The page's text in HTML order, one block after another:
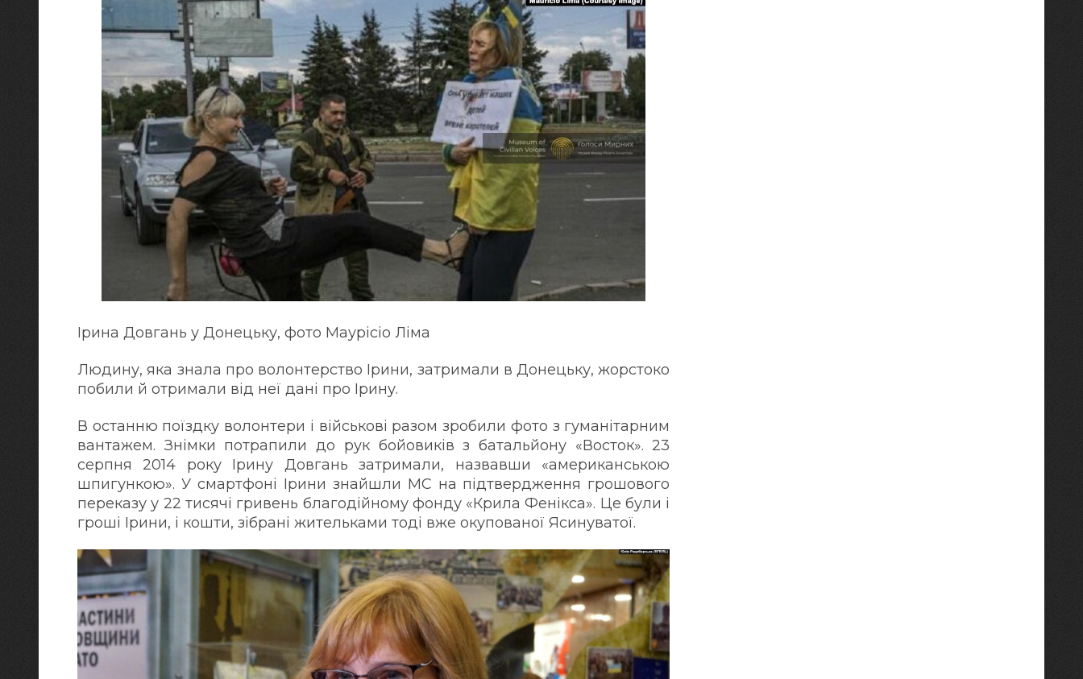
Ірина Довгань у Донецьку, фото Маурісіо Ліма
Людину, яка знала про волонтерство Ірини, затримали в Донецьку, жорстоко
побили й отримали від неї дані про Ірину.
В останню поїздку волонтери і військові разом зробили фото з гуманітарним
вантажем. Знімки потрапили до рук бойовиків з батальйону «Восток». 23
серпня 2014 року Ірину Довгань затримали, назвавши «американською
шпигункою». У смартфоні Ірини знайшли МС на підтвердження грошового
переказу у 22 тисячі гривень благодійному фонду «Крила Фенікса». Це були і
гроші Ірини, і кошти, зібрані жительками тоді вже окупованої Ясинуватої.